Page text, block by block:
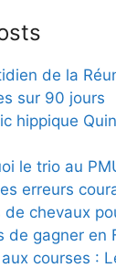
de la
sur 90 jours
hippique
le trio au
erreurs
de chevaux
de gagner en
courses :